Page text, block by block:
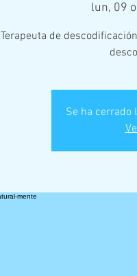
lun, 09
Terapeuta de
Se ha